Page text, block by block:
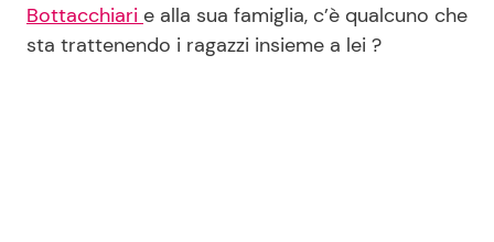
Bottacchiari e alla sua famiglia, c’è qualcuno che
sta trattenendo i ragazzi insieme a lei ?